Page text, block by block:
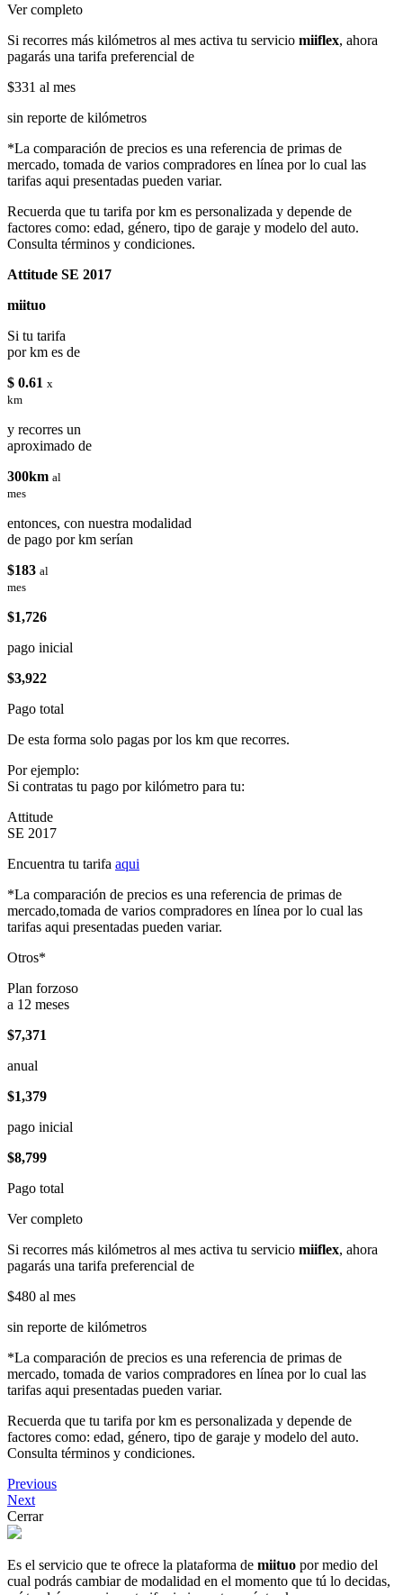
Ver completo
Si recorres más kilómetros al mes activa tu servicio miiflex, ahora
pagarás una tarifa preferencial de
$331 al mes
sin reporte de kilómetros
*La comparación de precios es una referencia de primas de
mercado, tomada de varios compradores en línea por lo cual las
tarifas aqui presentadas pueden variar.
Recuerda que tu tarifa por km es personalizada y depende de
factores como: edad, género, tipo de garaje y modelo del auto.
Consulta términos y condiciones.
Attitude SE 2017
miituo
Si tu tarifa
por km es de
$ 0.61 x
km
y recorres un
aproximado de
300km al
mes
entonces, con nuestra modalidad
de pago por km serían
$183 al
mes
$1,726
pago inicial
$3,922
Pago total
De esta forma solo pagas por los km que recorres.
Por ejemplo:
Si contratas tu pago por kilómetro para tu:
Attitude
SE 2017
Encuentra tu tarifa aqui
*La comparación de precios es una referencia de primas de
mercado,tomada de varios compradores en línea por lo cual las
tarifas aqui presentadas pueden variar.
Otros*
Plan forzoso
a 12 meses
$7,371
anual
$1,379
pago inicial
$8,799
Pago total
Ver completo
Si recorres más kilómetros al mes activa tu servicio miiflex, ahora
pagarás una tarifa preferencial de
$480 al mes
sin reporte de kilómetros
*La comparación de precios es una referencia de primas de
mercado, tomada de varios compradores en línea por lo cual las
tarifas aqui presentadas pueden variar.
Recuerda que tu tarifa por km es personalizada y depende de
factores como: edad, género, tipo de garaje y modelo del auto.
Consulta términos y condiciones.
Previous
Next
Cerrar
Es el servicio que te ofrece la plataforma de miituo por medio del
cual podrás cambiar de modalidad en el momento que tú lo decidas,